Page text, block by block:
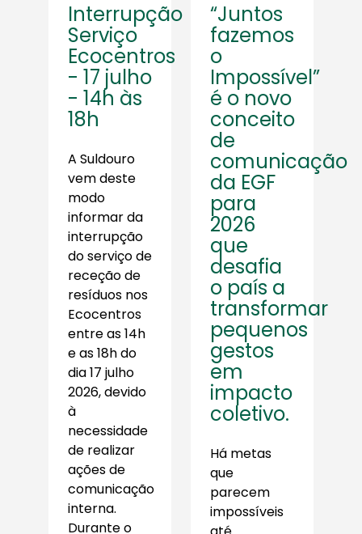
Interrupção
Serviço
Ecocentros
- 17 julho
- 14h às
18h
A Suldouro
vem deste
modo
informar da
interrupção
do serviço de
receção de
resíduos nos
Ecocentros
entre as 14h
e as 18h do
dia 17 julho
2026, devido
à
necessidade
de realizar
ações de
comunicação
interna.
Durante o
“Juntos
fazemos
o
Impossível”
é o novo
conceito
de
comunicação
da EGF
para
2026
que
desafia
o país a
transformar
pequenos
gestos
em
impacto
coletivo.
Há metas
que
parecem
impossíveis